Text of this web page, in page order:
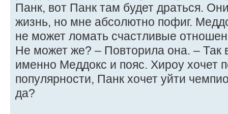
Панк, вот Панк там будет драться.
жизнь, но мне абсолютно пофиг.
не может ломать счастливые
Не может же? – Повторила она. – Так
именно Меддокс и пояс. Хироу хочет
популярности, Панк хочет уйти
да?